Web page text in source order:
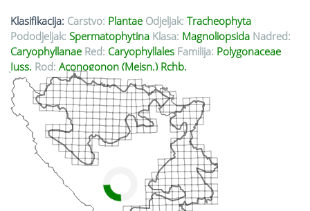
Klasifikacija: Carstvo: Plantae Odjeljak: Tracheophyta
Pododjeljak: Spermatophytina Klasa: Magnoliopsida Nadred:
Caryophyllanae Red: Caryophyllales Familija: Polygonaceae
Juss. Rod: Aconogonon (Meisn.) Rchb.